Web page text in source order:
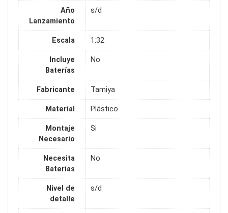
Año
Lanzamiento
s/d
Escala 1:32
Incluye
Baterías
No
Fabricante Tamiya
Material Plástico
Montaje
Necesario
Si
Necesita
Baterías
No
Nivel de
detalle
s/d